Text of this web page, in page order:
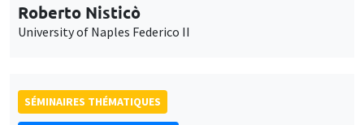
Roberto Nisticò
University of Naples Federico II
SÉMINAIRES THÉMATIQUES